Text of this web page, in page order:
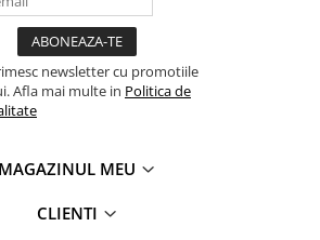
newsletter cu promotiile
Afla mai multe in Politica de
MAGAZINUL MEU
CLIENTI